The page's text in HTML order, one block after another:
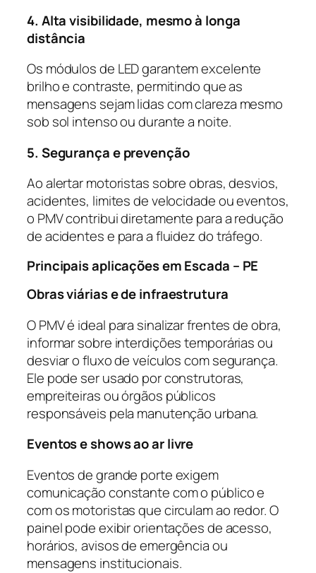
4. Alta visibilidade, mesmo à longa
distância
Os módulos de LED garantem excelente
brilho e contraste, permitindo que as
mensagens sejam lidas com clareza mesmo
sob sol intenso ou durante a noite.
5. Segurança e prevenção
Ao alertar motoristas sobre obras, desvios,
acidentes, limites de velocidade ou eventos,
o PMV contribui diretamente para a redução
de acidentes e para a fluidez do tráfego.
Principais aplicações em Escada – PE
Obras viárias e de infraestrutura
O PMV é ideal para sinalizar frentes de obra,
informar sobre interdições temporárias ou
desviar o fluxo de veículos com segurança.
Ele pode ser usado por construtoras,
empreiteiras ou órgãos públicos
responsáveis pela manutenção urbana.
Eventos e shows ao ar livre
Eventos de grande porte exigem
comunicação constante com o público e
com os motoristas que circulam ao redor. O
painel pode exibir orientações de acesso,
horários, avisos de emergência ou
mensagens institucionais.